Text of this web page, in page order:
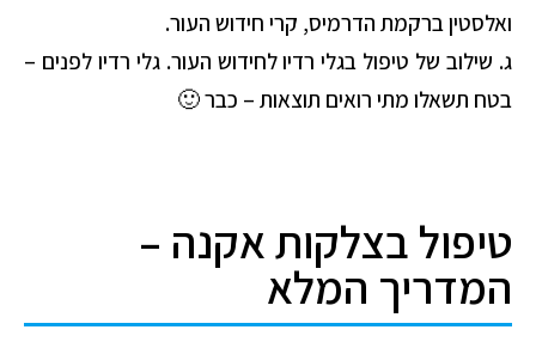
ואלסטין ברקמת הדרמיס, קרי חידוש העור.
ג. שילוב של טיפול בגלי רדיו לחידוש העור.גלי רדיו לפנים –
בטח תשאלו מתי רואים תוצאות – כבר 🙂
טיפול בצלקות אקנה –
המדריך המלא